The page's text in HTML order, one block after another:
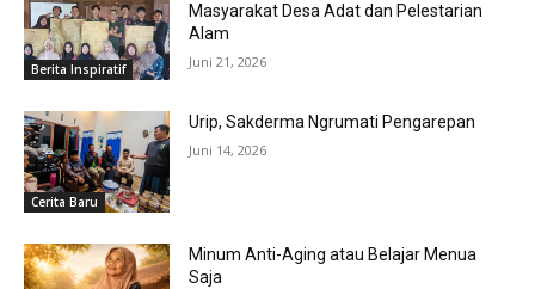
Berita Inspiratif
Masyarakat Desa Adat dan Pelestarian
Alam
Juni 21, 2026
Cerita Baru
Urip, Sakderma Ngrumati Pengarepan
Juni 14, 2026
Minum Anti-Aging atau Belajar Menua
Saja